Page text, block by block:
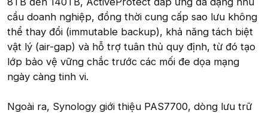
cầu doanh nghiệp, đồng thời cung cấp sao lưu không
thể thay đổi (immutable backup), khả năng tách biệt
vật lý (air-gap) và hỗ trợ tuân thủ quy định, từ đó tạo
lớp bảo vệ vững chắc trước các mối đe dọa mạng
ngày càng tinh vi.
Ngoài ra, Synology giới thiệu PAS7700, dòng lưu trữ